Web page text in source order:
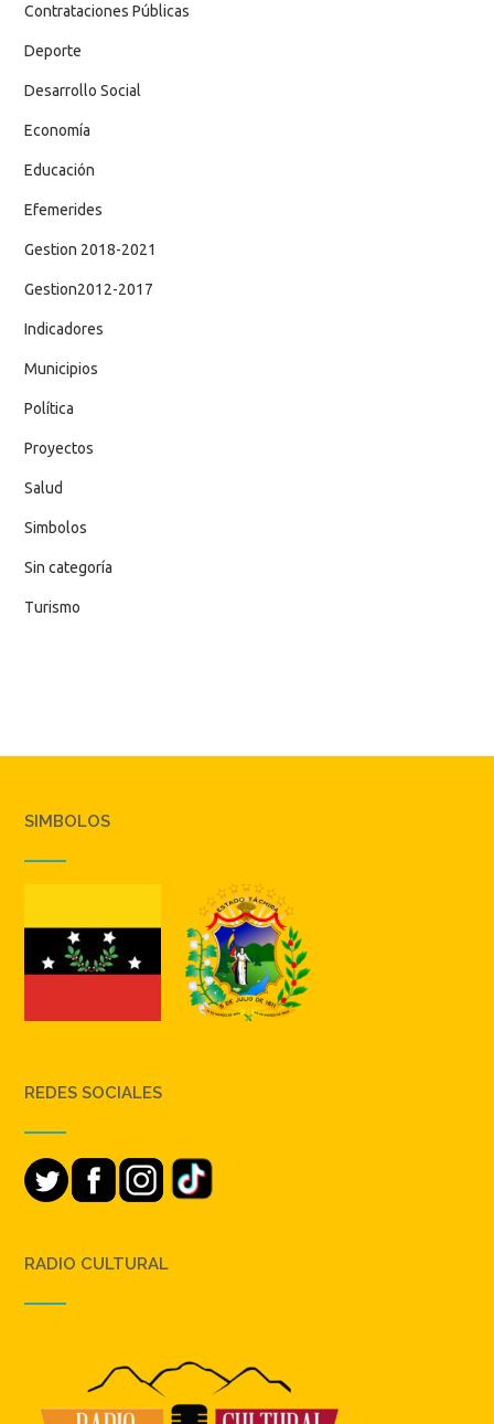
Contrataciones Públicas
Deporte
Desarrollo Social
Economía
Educación
Efemerides
Gestion 2018-2021
Gestion2012-2017
Indicadores
Municipios
Política
Proyectos
Salud
Simbolos
Sin categoría
Turismo
SIMBOLOS
REDES SOCIALES
RADIO CULTURAL